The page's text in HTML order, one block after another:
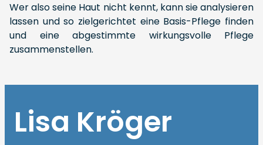
Wer also seine Haut nicht kennt, kann sie analysieren
lassen und so zielgerichtet eine Basis-Pflege finden
und eine abgestimmte wirkungsvolle Pflege
zusammenstellen.
Lisa Kröger